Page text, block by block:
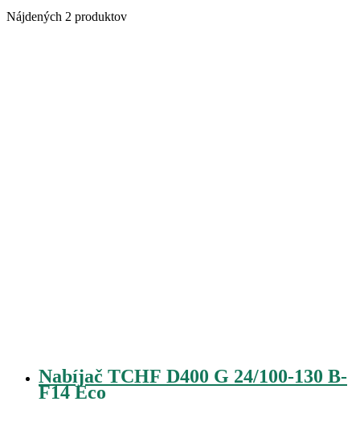
Nájdených 2 produktov
Nabíjač TCHF D400 G 24/100-130 B-
F14 Eco